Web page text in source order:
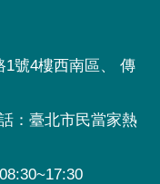
1號4樓西南區、 傳
：臺北市民當家熱